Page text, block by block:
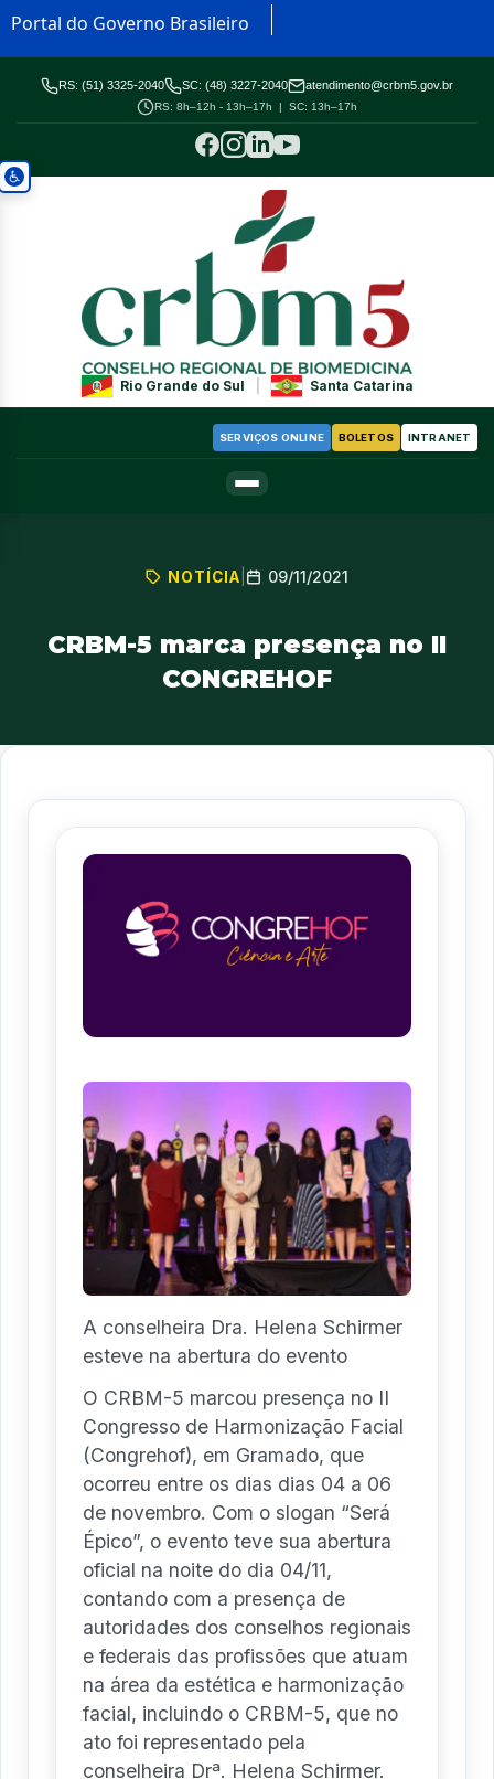
Portal do Governo Brasileiro
RS: (51) 3325-2040 SC: (48) 3227-2040 atendimento@crbm5.gov.br
RS: 8h–12h - 13h–17h | SC: 13h–17h
Rio Grande do Sul Santa Catarina
SERVIÇOS ONLINE BOLETOS INTRANET
NOTÍCIA 09/11/2021
CRBM-5 marca presença no II
CONGREHOF
A conselheira Dra. Helena Schirmer
esteve na abertura do evento
O CRBM-5 marcou presença no II
Congresso de Harmonização Facial
(Congrehof), em Gramado, que
ocorreu entre os dias dias 04 a 06
de novembro. Com o slogan “Será
Épico”, o evento teve sua abertura
oficial na noite do dia 04/11,
contando com a presença de
autoridades dos conselhos regionais
e federais das profissões que atuam
na área da estética e harmonização
facial, incluindo o CRBM-5, que no
ato foi representado pela
conselheira Drª. Helena Schirmer.